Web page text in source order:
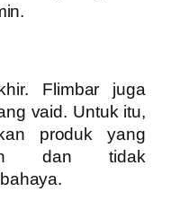
Flimbar juga
vaid. Untuk itu,
produk yang
dan tidak